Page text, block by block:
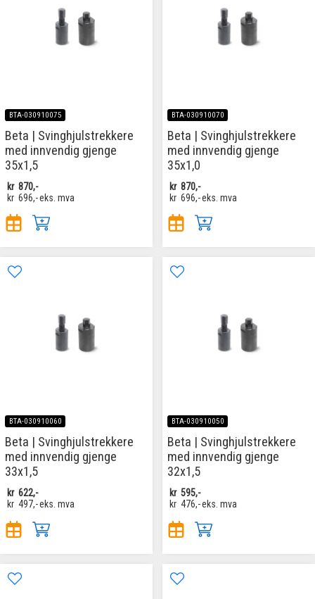
BTA-030910075
Beta | Svinghjulstrekkere
med innvendig gjenge
35x1,5
kr 870,-
kr 696,-eks. mva
BTA-030910070
Beta | Svinghjulstrekkere
med innvendig gjenge
35x1,0
kr 870,-
kr 696,-eks. mva
BTA-030910060
Beta | Svinghjulstrekkere
med innvendig gjenge
33x1,5
kr 622,-
kr 497,-eks. mva
BTA-030910050
Beta | Svinghjulstrekkere
med innvendig gjenge
32x1,5
kr 595,-
kr 476,-eks. mva